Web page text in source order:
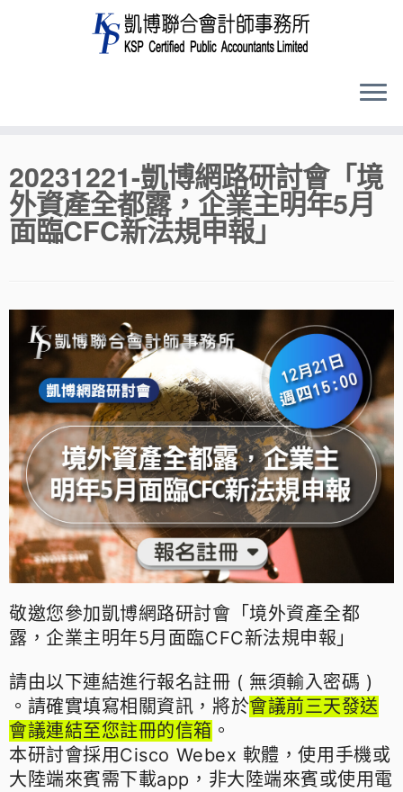
to
content
20231221-凱博網路研討會「境
外資產全都露，企業主明年5月
面臨CFC新法規申報」
敬邀您參加凱博網路研討會「境外資產全都
露，企業主明年5月面臨CFC新法規申報 」
請由以下連結進行報名註冊 ( 無須輸入密碼 )
。請確實填寫相關資訊，將於會議前三天發送
會議連結至您註冊的信箱 。
本研討會採用Cisco Webex 軟體，使用手機或
大陸端來賓需下載app，非大陸端來賓或使用電